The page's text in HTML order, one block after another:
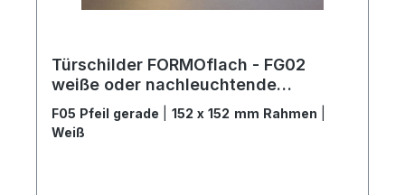
Türschilder FORMOflach - FG02
weiße oder nachleuchtende
Brandschutzzeichen
F05 Pfeil gerade 152 x 152 mm Rahmen
Weiß